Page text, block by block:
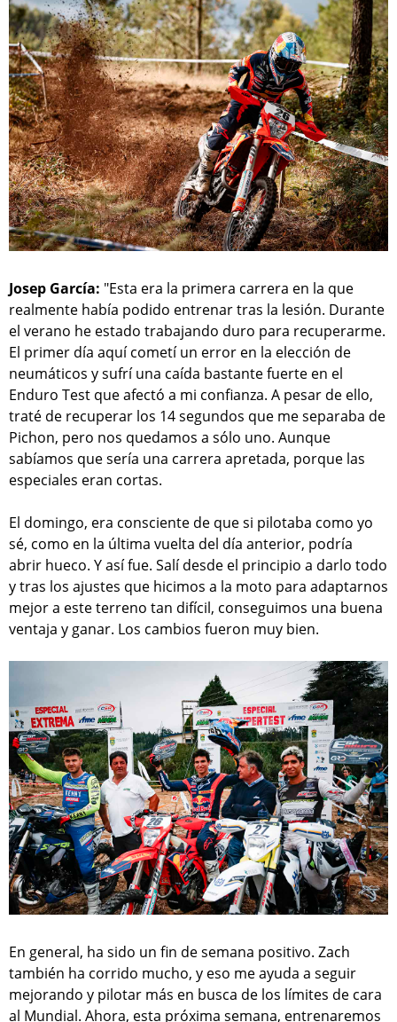
Josep García: "Esta era la primera carrera en la que
realmente había podido entrenar tras la lesión. Durante
el verano he estado trabajando duro para recuperarme.
El primer día aquí cometí un error en la elección de
neumáticos y sufrí una caída bastante fuerte en el
Enduro Test que afectó a mi confianza. A pesar de ello,
traté de recuperar los 14 segundos que me separaba de
Pichon, pero nos quedamos a sólo uno. Aunque
sabíamos que sería una carrera apretada, porque las
especiales eran cortas.
El domingo, era consciente de que si pilotaba como yo
sé, como en la última vuelta del día anterior, podría
abrir hueco. Y así fue. Salí desde el principio a darlo todo
y tras los ajustes que hicimos a la moto para adaptarnos
mejor a este terreno tan difícil, conseguimos una buena
ventaja y ganar. Los cambios fueron muy bien.
En general, ha sido un fin de semana positivo. Zach
también ha corrido mucho, y eso me ayuda a seguir
mejorando y pilotar más en busca de los límites de cara
al Mundial. Ahora, esta próxima semana, entrenaremos